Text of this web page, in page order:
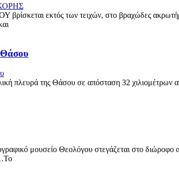
εκτός των τειχών, στο βραχώδες ακρωτήριο
Θάσου
πλευρά της Θάσου σε απόσταση 32 χιλιομέτρων
μουσείο Θεολόγου στεγάζεται στο διώροφο